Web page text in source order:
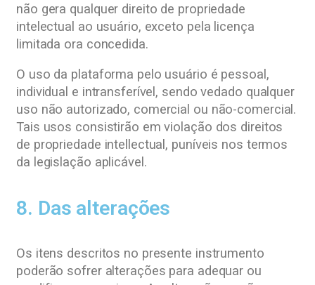
não gera qualquer direito de propriedade
intelectual ao usuário, exceto pela licença
limitada ora concedida.
O uso da plataforma pelo usuário é pessoal,
individual e intransferível, sendo vedado qualquer
uso não autorizado, comercial ou não-comercial.
Tais usos consistirão em violação dos direitos
de propriedade intellectual, puníveis nos termos
da legislação aplicável.
8. Das alterações
Os itens descritos no presente instrumento
poderão sofrer alterações para adequar ou